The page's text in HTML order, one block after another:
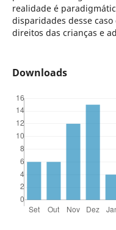
realidade é
disparidades desse
direitos das crianças e
Downloads